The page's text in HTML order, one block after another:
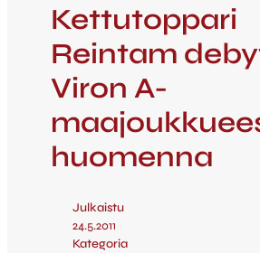
Kettutoppari
Reintam
Viron A-
huomenna
Julkaistu
24.5.2011
Kategoria